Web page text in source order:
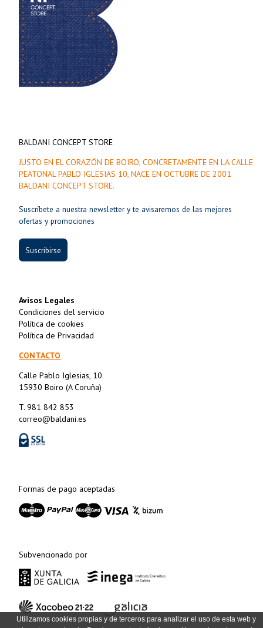
Utilizamos cookies propias y de terceros para analizar el uso de esta web y
BALDANI CONCEPT STORE
JUSTO EN EL CORAZÓN DE BOIRO, CONCRETAMENTE EN LA CALLE
PEATONAL PABLO IGLESIAS 10, NACE EN OCTUBRE DE 2001
BALDANI CONCEPT STORE.
Suscríbete a nuestra newsletter y te avisaremos de las mejores
ofertas y promociones
Suscribirse
Avisos Legales
Condiciones del servicio
Política de cookies
Política de Privacidad
CONTACTO
Calle Pablo Iglesias, 10
15930 Boiro (A Coruña)
T. 981 842 853
correo@baldani.es
Formas de pago aceptadas
Subvencionado por